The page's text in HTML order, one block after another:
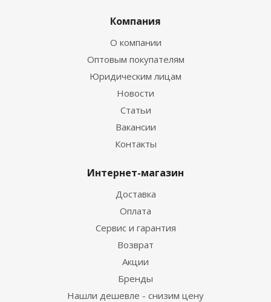
Компания
О компании
Оптовым покупателям
Юридическим лицам
Новости
Статьи
Вакансии
Контакты
Интернет-магазин
Доставка
Оплата
Сервис и гарантия
Возврат
Акции
Бренды
Нашли дешевле - снизим цену